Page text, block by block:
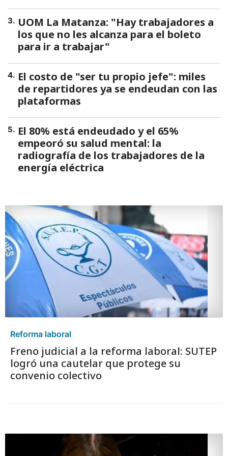
3. UOM La Matanza: "Hay trabajadores a
los que no les alcanza para el boleto
para ir a trabajar"
4. El costo de "ser tu propio jefe": miles
de repartidores ya se endeudan con las
plataformas
5. El 80% está endeudado y el 65%
empeoró su salud mental: la
radiografía de los trabajadores de la
energía eléctrica
Reforma laboral
Freno judicial a la reforma laboral: SUTEP
logró una cautelar que protege su
convenio colectivo